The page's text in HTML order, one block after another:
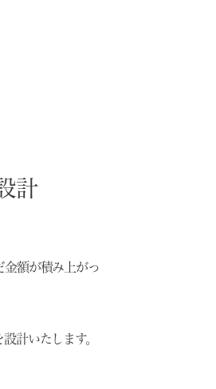
計
金額が積み上がっ
計いたします。